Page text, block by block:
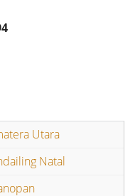
Utara
Natal